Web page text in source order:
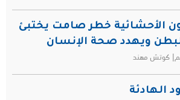
الأحشائية خطر صامت يختبئ
ويهدد صحة الإنسان
كوتش مهند
الهادئة